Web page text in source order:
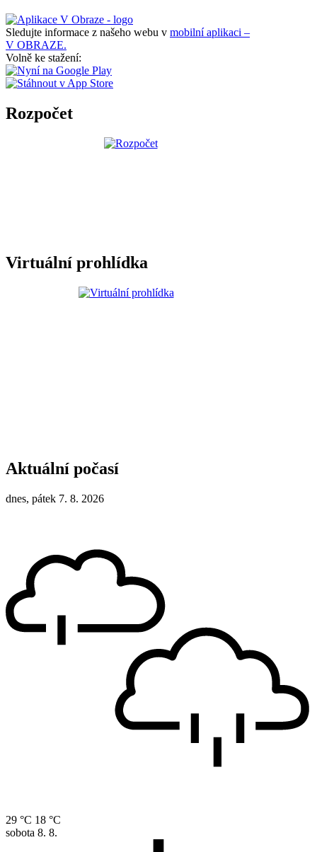
Sledujte informace z našeho webu v mobilní aplikaci –
V OBRAZE.
Volně ke stažení:
Rozpočet
Virtuální prohlídka
Aktuální počasí
dnes, pátek 7. 8. 2026
29 °C 18 °C
sobota 8. 8.